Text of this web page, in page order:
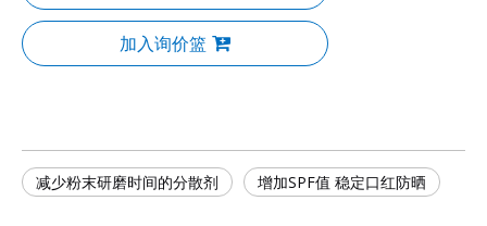
加入询价篮
减少粉末研磨时间的分散剂 增加SPF值 稳定口红防晒